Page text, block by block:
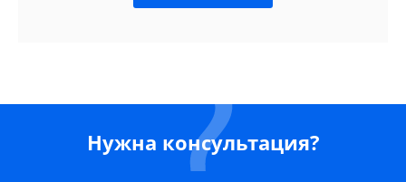
Нужна консультация?